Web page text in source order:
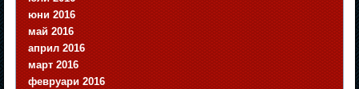
юни 2016
май 2016
април 2016
март 2016
февруари 2016